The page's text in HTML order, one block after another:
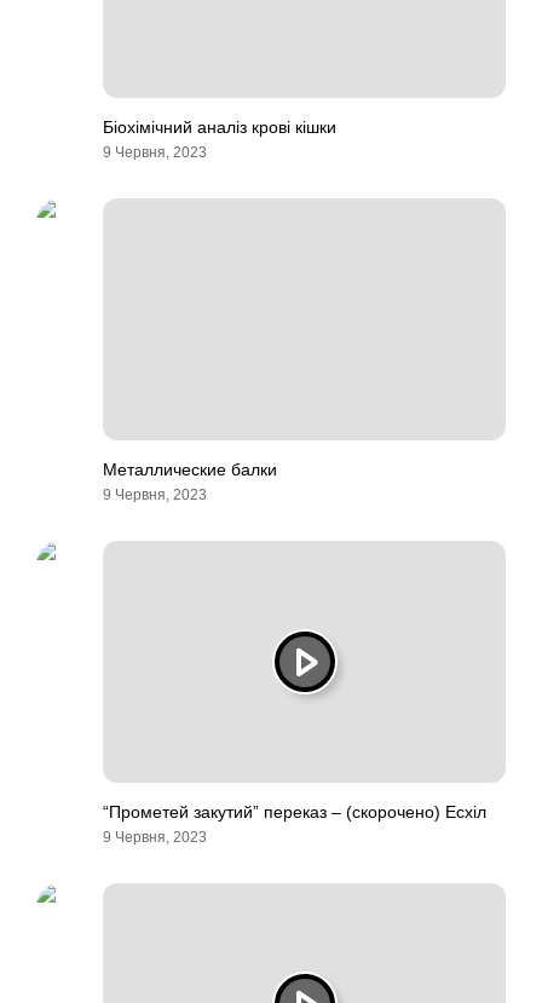
Біохімічний аналіз крові кішки
9 Червня, 2023
Металлические балки
9 Червня, 2023
“Прометей закутий” переказ – (скорочено) Есхіл
9 Червня, 2023